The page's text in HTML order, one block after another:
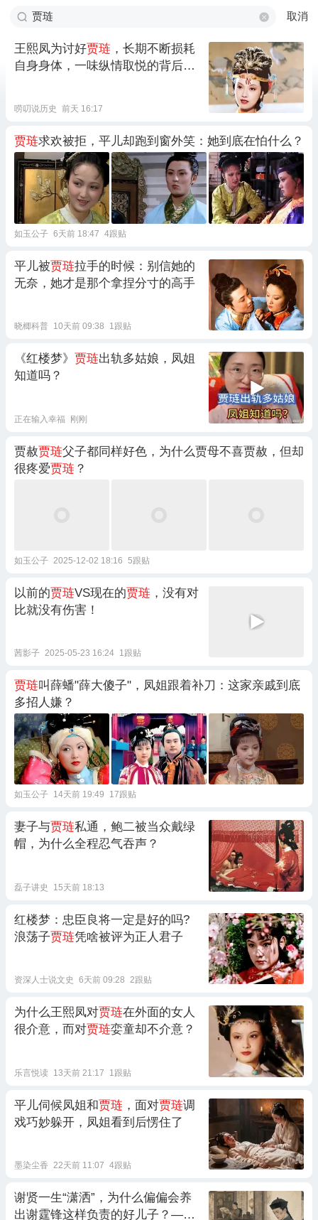
取消
王熙凤为讨好贾琏 ，长期不断损耗
自身身体，一味纵情取悦的背后，
唠叨说历史 前天 16:17
贾琏求欢被拒，平儿却跑到窗外笑：她到底在怕什么？
如玉公子 6天前 18:47 4跟贴
平儿被贾琏拉手的时候：别信她的
无奈，她才是那个拿捏分寸的高手
晓楖科普 10天前 09:38 1跟贴
《红楼梦》 贾琏出轨多姑娘，凤姐
知道吗？
正在输入幸福 刚刚
贾赦贾琏父子都同样好色，为什么贾母不喜贾赦，但却
很疼爱贾琏 ？
如玉公子 2025-12-02 18:16 5跟贴
以前的贾琏VS现在的贾琏 ，没有对
比就没有伤害！
茜影子 2025-05-23 16:24 1跟贴
贾琏叫薛蟠"薛大傻子"，凤姐跟着补刀：这家亲戚到底
多招人嫌？
如玉公子 14天前 19:49 17跟贴
妻子与贾琏私通，鲍二被当众戴绿
帽，为什么全程忍气吞声？
磊子讲史 15天前 18:13
红楼梦：忠臣良将一定是好的吗?
浪荡子贾琏凭啥被评为正人君子
资深人士说文史 6天前 09:28 2跟贴
为什么王熙凤对贾琏在外面的女人
很介意，而对贾琏娈童却不介意？
乐言悦读 13天前 21:17 1跟贴
平儿伺候凤姐和贾琏 ，面对贾琏调
戏巧妙躲开，凤姐看到后愣住了
墨染尘香 22天前 11:07 4跟贴
谢贤一生“潇洒”，为什么偏偏会养
出谢霆锋这样负责的好儿子？——